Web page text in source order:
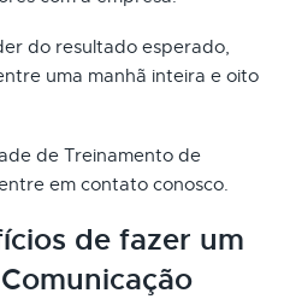
do resultado esperado,
uma manhã inteira e oito
de Treinamento de
em contato conosco.
de fazer um